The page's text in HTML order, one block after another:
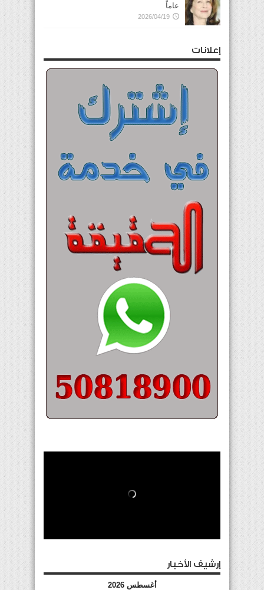
عاماً
2026/04/19
إعلانات
إرشيف الأخبار
أغسطس 2026